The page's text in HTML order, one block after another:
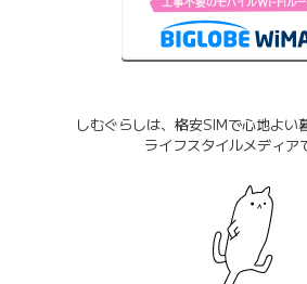
しむぐらしは、格安SIMで心地よい
ライフスタイルメディア